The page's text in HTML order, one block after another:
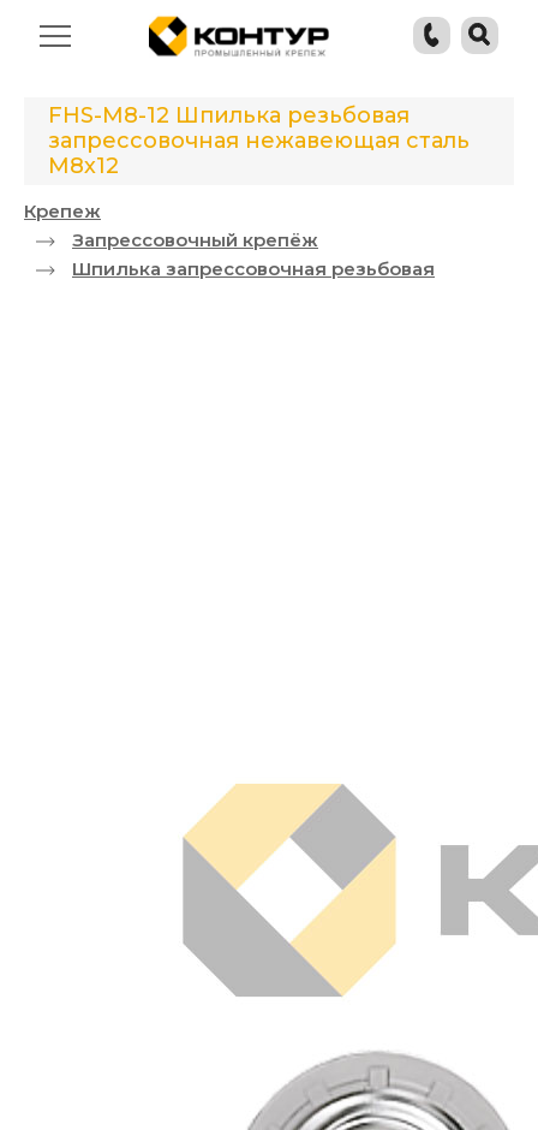
FHS-M8-12 Шпилька резьбовая
запрессовочная нежавеющая сталь
М8х12
Крепеж
Запрессовочный крепёж
Шпилька запрессовочная резьбовая